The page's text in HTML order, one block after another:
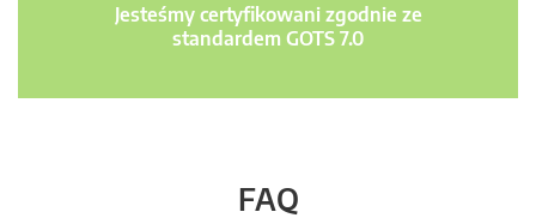
Jesteśmy certyfikowani zgodnie ze
standardem GOTS 7.0
FAQ